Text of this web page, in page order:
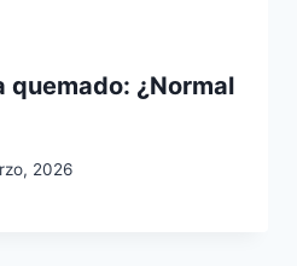
quemado: ¿Normal
2026